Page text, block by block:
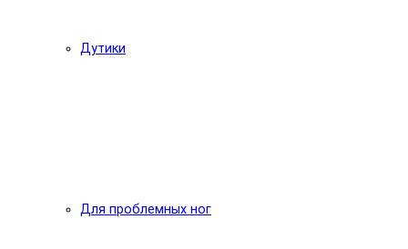
Дутики
Для проблемных ног